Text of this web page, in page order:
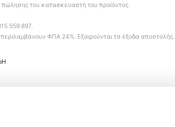
πώλησης του κατασκευαστή του προϊόντος.
559 897.
ΦΠΑ 24%. Εξαιρούνται τα έξοδα αποστολής.